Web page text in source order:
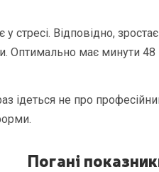
у стресі. Відповідно,
Оптимально має минути
ідеться не про
Погані